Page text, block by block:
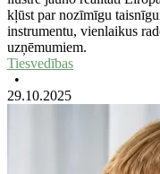
kļūst par nozīmīgu
instrumentu, vienlaikus
uzņēmumiem.
Tiesvedības
•
29.10.2025